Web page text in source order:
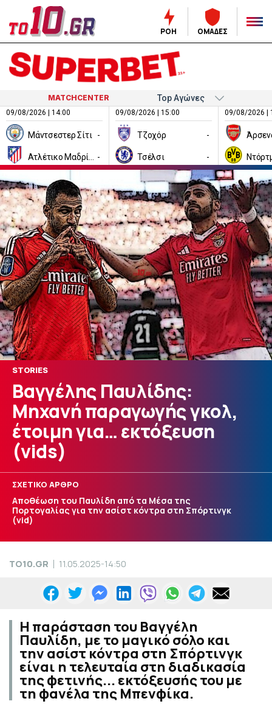
ΡΟΗ ΟΜΑΔΕΣ
MATCHCENTER
09/08/2026 | 14:00
Μάντσεστερ Σίτι -
-
09/08/2026 | 15:00
Τζοχόρ -
Τσέλσι -
09/08/2026 |
STORIES
Βαγγέλης Παυλίδης:
Μηχανή παραγωγής γκολ,
έτοιμη για… εκτόξευση
(vids)
ΣΧΕΤΙΚΟ ΑΡΘΡΟ
Αποθέωση του Παυλίδη από τα Μέσα της
Πορτογαλίας για την ασίστ κόντρα στη Σπόρτινγκ
(vid)
TO10.GR 11.05.2025-14:50
Η παράσταση του Βαγγέλη
Παυλίδη, με το μαγικό σόλο και
την ασίστ κόντρα στη Σπόρτινγκ
είναι η τελευταία στη διαδικασία
της φετινής... εκτόξευσής του με
τη φανέλα της Μπενφίκα.